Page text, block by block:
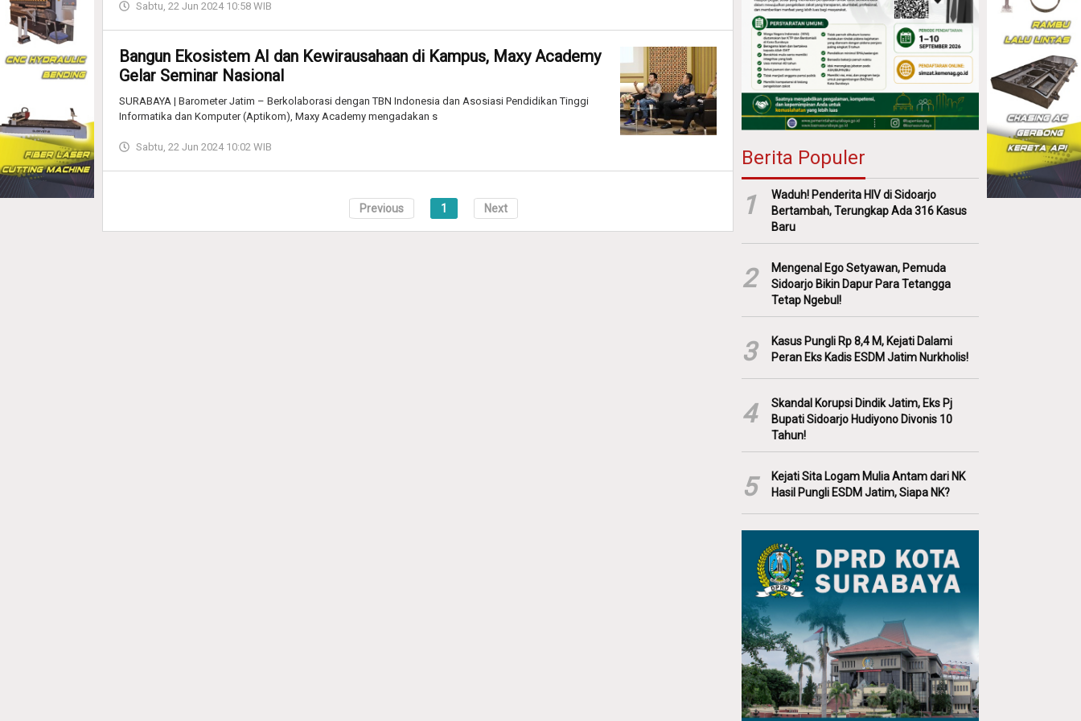
Sabtu, 22 Jun 2024 10:58 WIB
Bangun Ekosistem AI dan Kewirausahaan di Kampus, Maxy Academy
Gelar Seminar Nasional
SURABAYA | Barometer Jatim – Berkolaborasi dengan TBN Indonesia dan Asosiasi Pendidikan Tinggi
Informatika dan Komputer (Aptikom), Maxy Academy mengadakan s
Sabtu, 22 Jun 2024 10:02 WIB
Previous 1 Next
Berita Populer
1
Waduh! Penderita HIV di Sidoarjo
Bertambah, Terungkap Ada 316 Kasus
Baru
2
Mengenal Ego Setyawan, Pemuda
Sidoarjo Bikin Dapur Para Tetangga
Tetap Ngebul!
3
Kasus Pungli Rp 8,4 M, Kejati Dalami
Peran Eks Kadis ESDM Jatim Nurkholis!
4
Skandal Korupsi Dindik Jatim, Eks Pj
Bupati Sidoarjo Hudiyono Divonis 10
Tahun!
5
Kejati Sita Logam Mulia Antam dari NK
Hasil Pungli ESDM Jatim, Siapa NK?